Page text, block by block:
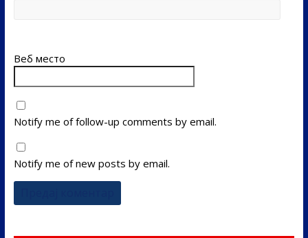
Веб место
Notify me of follow-up comments by email.
Notify me of new posts by email.